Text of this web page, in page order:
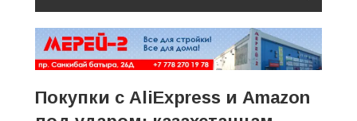
Покупки с AliExpress и Amazon